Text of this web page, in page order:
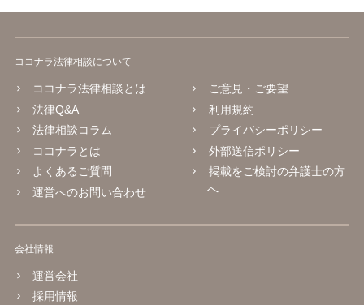
ココナラ法律相談について
ココナラ法律相談とは
法律Q&A
法律相談コラム
ココナラとは
よくあるご質問
運営へのお問い合わせ
ご意見・ご要望
利用規約
プライバシーポリシー
外部送信ポリシー
掲載をご検討の弁護士の方
へ
会社情報
運営会社
採用情報